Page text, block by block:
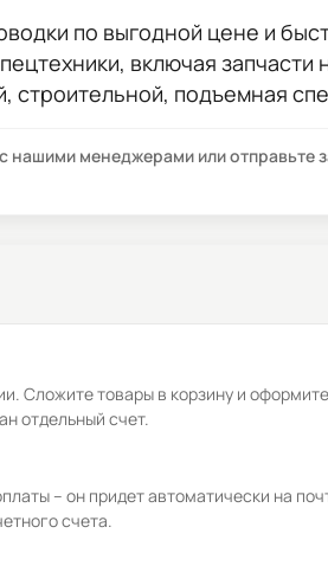
по выгодной цене и
включая запчасти
подъемная
нашими менеджерами или
Сложите товары в корзину и
отдельный счет.
– он придет автоматически на
счета.